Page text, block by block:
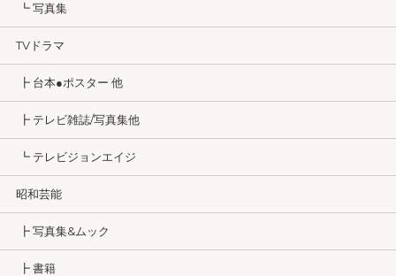
┗ 写真集
TVドラマ
┣ 台本●ポスター 他
┣ テレビ雑誌/写真集他
┗ テレビジョンエイジ
昭和芸能
┣ 写真集&ムック
┣ 書籍